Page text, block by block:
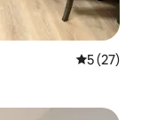
Średnia
5 (27)